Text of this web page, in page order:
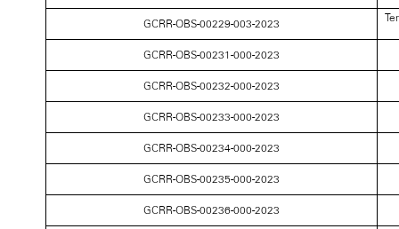
GCRR-OBS-00229-003-2023
GCRR-OBS-00231-000-2023
GCRR-OBS-00232-000-2023
GCRR-OBS-00233-000-2023
GCRR-OBS-00234-000-2023
GCRR-OBS-00235-000-2023
GCRR-OBS-00236-000-2023